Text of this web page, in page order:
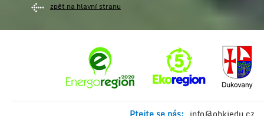
zpět na hlavní stranu